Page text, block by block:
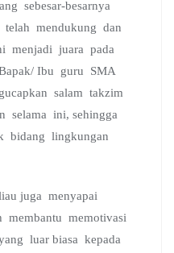
sebesar-besarnya
telah mendukung dan
menjadi juara pada
Ibu guru SMA
salam takzim
selama ini, sehingga
bidang lingkungan
juga menyapai
membantu memotivasi
luar biasa kepada